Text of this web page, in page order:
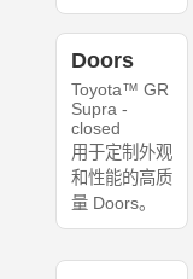
Doors
Toyota™ GR
Supra -
closed
用于定制外观
和性能的高质
量 Doors。